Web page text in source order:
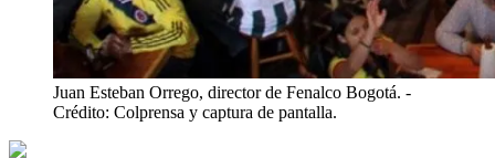
Juan Esteban Orrego, director de Fenalco Bogotá. -
Crédito: Colprensa y captura de pantalla.